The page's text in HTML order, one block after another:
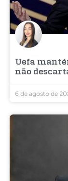
Uefa
não
6 de agosto de